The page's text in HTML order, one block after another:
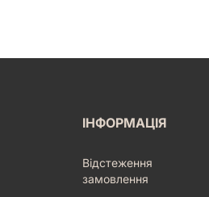
ІНФОРМАЦІЯ
Відстеження
замовлення